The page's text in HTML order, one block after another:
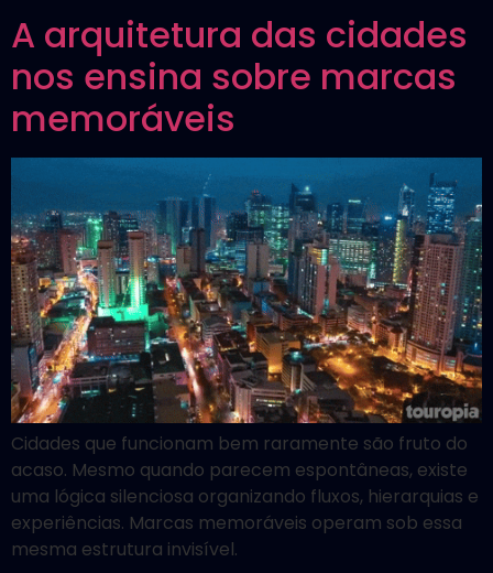
A arquitetura das cidades
nos ensina sobre marcas
memoráveis
Cidades que funcionam bem raramente são fruto do
acaso. Mesmo quando parecem espontâneas, existe
uma lógica silenciosa organizando fluxos, hierarquias e
experiências. Marcas memoráveis operam sob essa
mesma estrutura invisível.